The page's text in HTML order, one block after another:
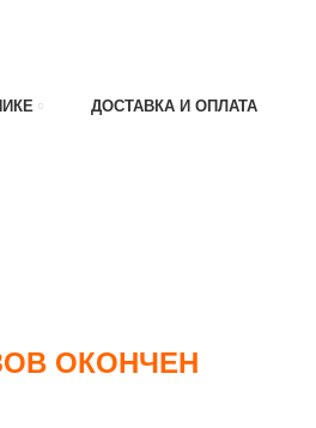
ДОСТАВКА И ОПЛАТА
ОКОНЧЕН